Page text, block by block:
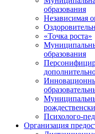
образования
Независимая
«Точка роста»
образования
Психолого-
Организация